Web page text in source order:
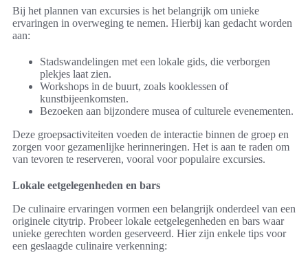
Bij het plannen van excursies is het belangrijk om unieke
ervaringen in overweging te nemen. Hierbij kan gedacht worden
aan:
Stadswandelingen met een lokale gids, die verborgen
plekjes laat zien.
Workshops in de buurt, zoals kooklessen of
kunstbijeenkomsten.
Bezoeken aan bijzondere musea of culturele evenementen.
Deze groepsactiviteiten voeden de interactie binnen de groep en
zorgen voor gezamenlijke herinneringen. Het is aan te raden om
van tevoren te reserveren, vooral voor populaire excursies.
Lokale eetgelegenheden en bars
De culinaire ervaringen vormen een belangrijk onderdeel van een
originele citytrip. Probeer lokale eetgelegenheden en bars waar
unieke gerechten worden geserveerd. Hier zijn enkele tips voor
een geslaagde culinaire verkenning: